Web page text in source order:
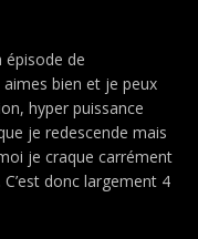
épisode de
bien et je peux
hyper puissance
je redescende mais
je craque carrément
donc largement 4